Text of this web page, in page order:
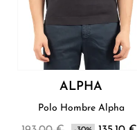
ALPHA
Polo Hombre Alpha